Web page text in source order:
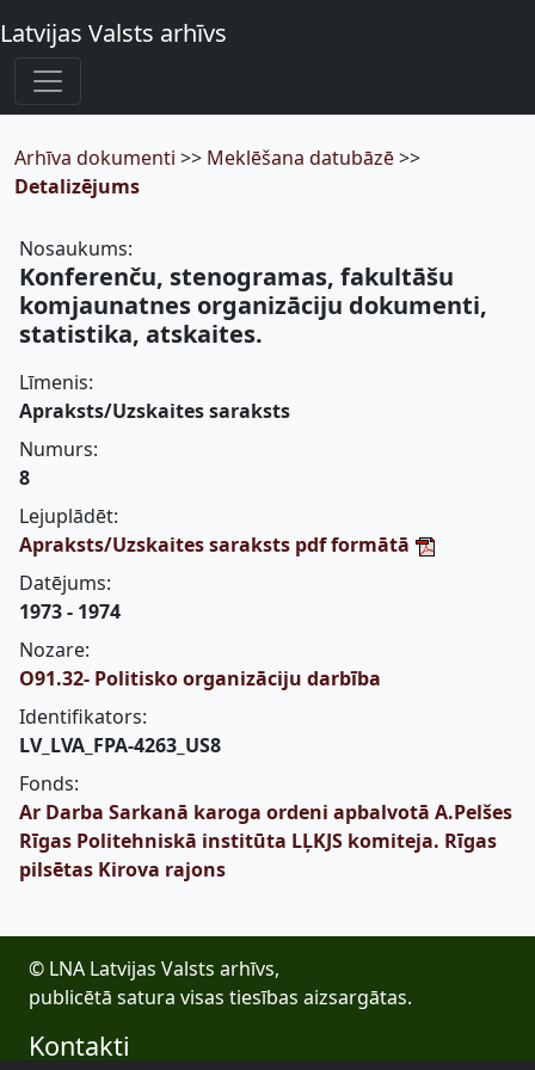
Latvijas Valsts arhīvs
Arhīva dokumenti >> Meklēšana datubāzē>>
Detalizējums
Nosaukums:
Konferenču, stenogramas, fakultāšu
komjaunatnes organizāciju dokumenti,
statistika, atskaites.
Līmenis:
Apraksts/Uzskaites saraksts
Numurs:
8
Lejuplādēt:
Apraksts/Uzskaites saraksts pdf formātā
Datējums:
1973 - 1974
Nozare:
O91.32- Politisko organizāciju darbība
Identifikators:
LV_LVA_FPA-4263_US8
Fonds:
Ar Darba Sarkanā karoga ordeni apbalvotā A.Pelšes
Rīgas Politehniskā institūta LĻKJS komiteja. Rīgas
pilsētas Kirova rajons
© LNA Latvijas Valsts arhīvs,
publicētā satura visas tiesības aizsargātas.
Kontakti